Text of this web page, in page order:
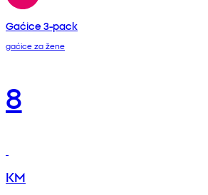
Gaćice 3-pack
gaćice za žene
8
KM